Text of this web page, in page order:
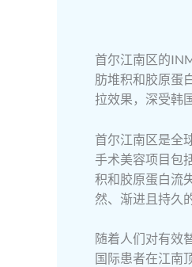
首尔江南区的
肪堆积和胶原蛋
拉效果，深受韩
首尔江南区是全
手术美容项目包
积和胶原蛋白流
然、渐进且持久
随着人们对有效
国际患者在江南